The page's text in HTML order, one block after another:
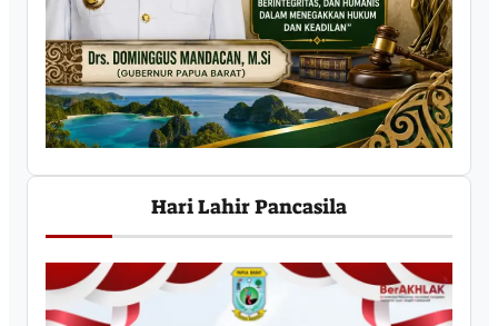
Hari Lahir Pancasila